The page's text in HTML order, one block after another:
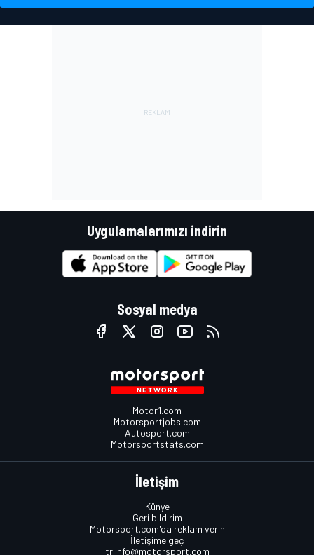
Uygulamalarımızı indirin
Sosyal medya
Motor1.com
Motorsportjobs.com
Autosport.com
Motorsportstats.com
İletişim
Künye
Geri bildirim
Motorsport.com'da reklam verin
İletişime geç
tr.info@motorsport.com